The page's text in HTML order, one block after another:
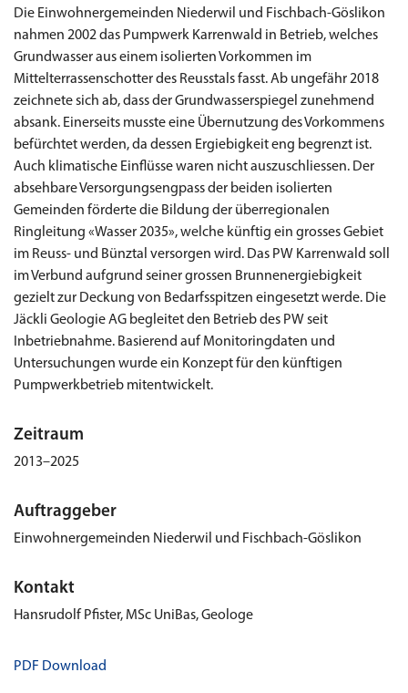
Die Einwohnergemeinden Niederwil und Fischbach-Göslikon
nahmen 2002 das Pumpwerk Karrenwald in Betrieb, welches
Grundwasser aus einem isolierten Vorkommen im
Mittelterrassenschotter des Reusstals fasst. Ab ungefähr 2018
zeichnete sich ab, dass der Grundwasserspiegel zunehmend
absank. Einerseits musste eine Übernutzung des Vorkommens
befürchtet werden, da dessen Ergiebigkeit eng begrenzt ist.
Auch klimatische Einflüsse waren nicht auszuschliessen. Der
absehbare Versorgungsengpass der beiden isolierten
Gemeinden förderte die Bildung der überregionalen
Ringleitung «Wasser 2035», welche künftig ein grosses Gebiet
im Reuss- und Bünztal versorgen wird. Das PW Karrenwald soll
im Verbund aufgrund seiner grossen Brunnenergiebigkeit
gezielt zur Deckung von Bedarfsspitzen eingesetzt werde. Die
Jäckli Geologie AG begleitet den Betrieb des PW seit
Inbetriebnahme. Basierend auf Monitoringdaten und
Untersuchungen wurde ein Konzept für den künftigen
Pumpwerkbetrieb mitentwickelt.
Zeitraum
2013–2025
Auftraggeber
Einwohnergemeinden Niederwil und Fischbach-Göslikon
Kontakt
Hansrudolf Pfister, MSc UniBas, Geologe
PDF Download